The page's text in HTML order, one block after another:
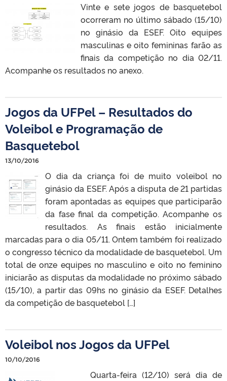
Vinte e sete jogos de basquetebol
ocorreram no último sábado (15/10)
no ginásio da ESEF. Oito equipes
masculinas e oito femininas farão as
finais da competição no dia 02/11.
Acompanhe os resultados no anexo.
Jogos da UFPel – Resultados do
Voleibol e Programação de
Basquetebol
13/10/2016
O dia da criança foi de muito voleibol no
ginásio da ESEF. Após a disputa de 21 partidas
foram apontadas as equipes que participarão
da fase final da competição. Acompanhe os
resultados. As finais estão inicialmente
marcadas para o dia 05/11. Ontem também foi realizado
o congresso técnico da modalidade de basquetebol. Um
total de onze equipes no masculino e oito no feminino
iniciarão as disputas da modalidade no próximo sábado
(15/10), a partir das 09hs no ginásio da ESEF. Detalhes
da competição de basquetebol […]
Voleibol nos Jogos da UFPel
10/10/2016
Quarta-feira (12/10) será dia de